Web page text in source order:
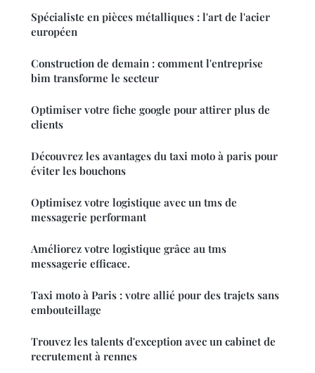
Spécialiste en pièces métalliques : l'art de l'acier
européen
Construction de demain : comment l'entreprise
bim transforme le secteur
Optimiser votre fiche google pour attirer plus de
clients
Découvrez les avantages du taxi moto à paris pour
éviter les bouchons
Optimisez votre logistique avec un tms de
messagerie performant
Améliorez votre logistique grâce au tms
messagerie efficace.
Taxi moto à Paris : votre allié pour des trajets sans
embouteillage
Trouvez les talents d'exception avec un cabinet de
recrutement à rennes